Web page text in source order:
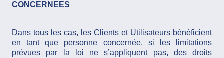
CONCERNEES
Dans tous les cas, les Clients et Utilisateurs bénéficient
en tant que personne concernée, si les limitations
prévues par la loi ne s’appliquent pas, des droits